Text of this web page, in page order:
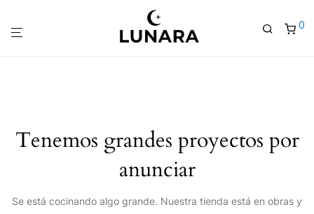
0
Tenemos grandes proyectos por
anunciar
Se está cocinando algo grande. Nuestra tienda está en obras y